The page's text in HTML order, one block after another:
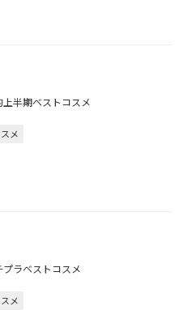
半期ベストコスメ
メ
ラベストコスメ
メ